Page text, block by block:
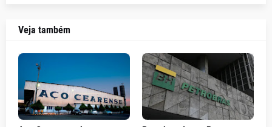
Veja também